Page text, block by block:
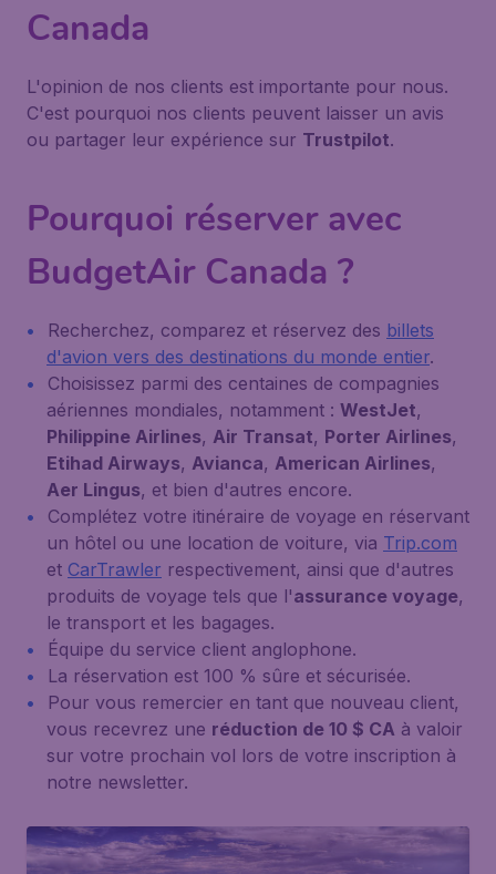
Canada
L'opinion de nos clients est importante pour nous.
C'est pourquoi nos clients peuvent laisser un avis
ou partager leur expérience sur Trustpilot.
Pourquoi réserver avec
BudgetAir Canada ?
Recherchez, comparez et réservez des billets
d'avion vers des destinations du monde entier.
Choisissez parmi des centaines de compagnies
aériennes mondiales, notamment : WestJet,
Philippine Airlines, Air Transat, Porter Airlines,
Etihad Airways, Avianca, American Airlines,
Aer Lingus, et bien d'autres encore.
Complétez votre itinéraire de voyage en réservant
un hôtel ou une location de voiture, via Trip.com
et CarTrawler respectivement, ainsi que d'autres
produits de voyage tels que l'assurance voyage,
le transport et les bagages.
Équipe du service client anglophone.
La réservation est 100 % sûre et sécurisée.
Pour vous remercier en tant que nouveau client,
vous recevrez une réduction de 10 $ CA à valoir
sur votre prochain vol lors de votre inscription à
notre newsletter.